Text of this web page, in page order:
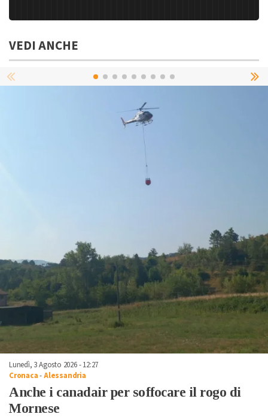
VEDI ANCHE
Lunedì, 3 Agosto 2026 - 12:27
Cronaca-Alessandria
Anche i canadair per soffocare il rogo di
Mornese